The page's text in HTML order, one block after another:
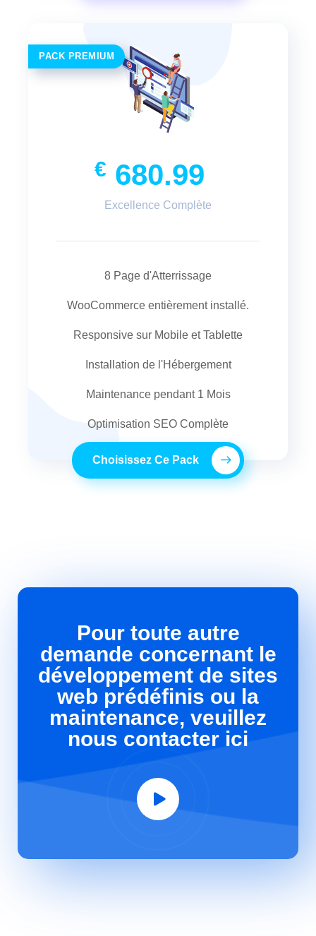
PACK PREMIUM
€ 680.99
Excellence Complète
8 Page d'Atterrissage
WooCommerce entièrement installé.
Responsive sur Mobile et Tablette
Installation de l'Hébergement
Maintenance pendant 1 Mois
Optimisation SEO Complète
Choisissez Ce Pack
Pour toute autre
demande concernant le
développement de sites
web prédéfinis ou la
maintenance, veuillez
nous contacter ici